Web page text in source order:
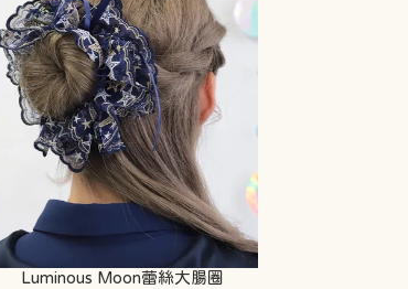
Luminous Moon蕾絲大腸圈